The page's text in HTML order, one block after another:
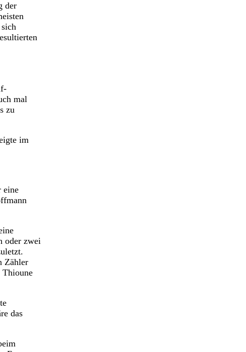
der
mal
zu
im
eine
oder zwei
Zähler
Thioune
das